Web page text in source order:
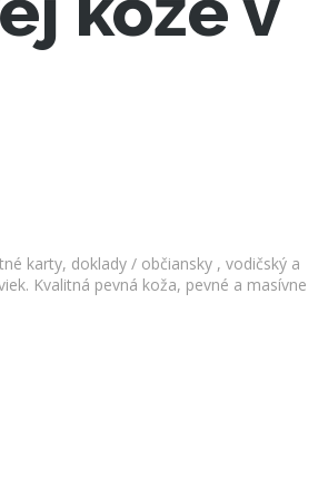
karty, doklady / občiansky , vodičský a
Kvalitná pevná koža, pevné a masívne